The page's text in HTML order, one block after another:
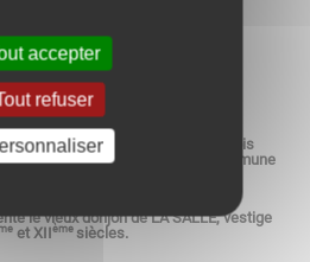
les armoiries portées par les
des Comtes de Mâcon.
la période moderne avec les trois
national qui traversent la commune
le vieux donjon de LA SALLE, vestige
et XIIème siècles.
accepter
refuser